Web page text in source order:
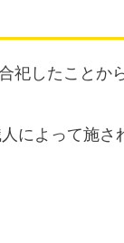
祀したことか
によって施さ